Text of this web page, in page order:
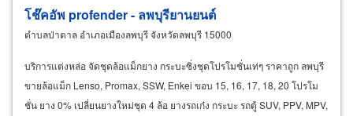
โช๊คอัพ profender - ลพบุรียานยนต์
ตำบลป่าตาล อำเภอเมืองลพบุรี จังหวัดลพบุรี 15000
บริการแต่งหล่อ จัดชุดล้อแม็กยาง กระบะซิ่งชุดโปรโมชั่นเท่ๆ ราคาถูก ลพบุรี
ขายล้อแม็ก Lenso, Promax, SSW, Enkei ขอบ 15, 16, 17, 18, 20 โปรโม
ชั่น ยาง 0% เปลี่ยนยางใหม่ชุด 4 ล้อ ยางรถเก๋ง กระบะ รถตู้ SUV, PPV, MPV,